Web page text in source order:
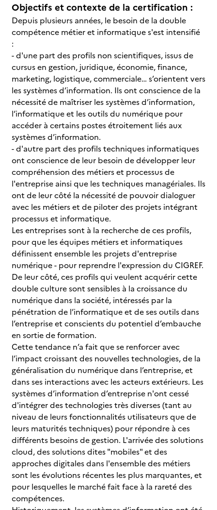
Objectifs et contexte de la certification :
Depuis plusieurs années, le besoin de la double
compétence métier et informatique s'est intensifié
:
- d'une part des profils non scientifiques, issus de
cursus en gestion, juridique, économie, finance,
marketing, logistique, commerciale… s’orientent vers
les systèmes d’information. Ils ont conscience de la
nécessité de maîtriser les systèmes d’information,
l‘informatique et les outils du numérique pour
accéder à certains postes étroitement liés aux
systèmes d’information.
- d'autre part des profils techniques informatiques
ont conscience de leur besoin de développer leur
compréhension des métiers et processus de
l'entreprise ainsi que les techniques managériales. Ils
ont de leur côté la nécessité de pouvoir dialoguer
avec les métiers et de piloter des projets intégrant
processus et informatique.
Les entreprises sont à la recherche de ces profils,
pour que les équipes métiers et informatiques
définissent ensemble les projets d'entreprise
numérique - pour reprendre l'expression du CIGREF.
De leur côté, ces profils qui veulent acquérir cette
double culture sont sensibles à la croissance du
numérique dans la société, intéressés par la
pénétration de l’informatique et de ses outils dans
l’entreprise et conscients du potentiel d’embauche
en sortie de formation.
Cette tendance n’a fait que se renforcer avec
l’impact croissant des nouvelles technologies, de la
généralisation du numérique dans l’entreprise, et
dans ses interactions avec les acteurs extérieurs. Les
systèmes d’information d’entreprise n'ont cessé
d'intégrer des technologies très diverses (tant au
niveau de leurs fonctionnalités utilisateurs que de
leurs maturités techniques) pour répondre à ces
différents besoins de gestion. L'arrivée des solutions
cloud, des solutions dites "mobiles" et des
approches digitales dans l'ensemble des métiers
sont les évolutions récentes les plus marquantes, et
pour lesquelles le marché fait face à la rareté des
compétences.